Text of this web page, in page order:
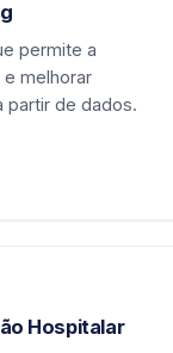
permite a
melhorar
partir de dados.
Hospitalar